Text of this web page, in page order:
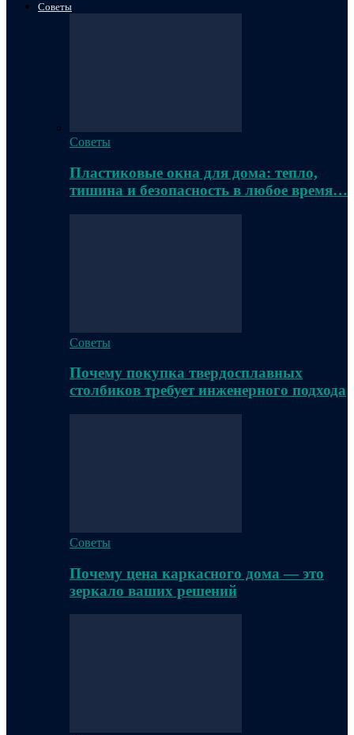
Советы
Советы
Пластиковые окна для дома: тепло,
тишина и безопасность в любое время…
Советы
Почему покупка твердосплавных
столбиков требует инженерного подхода
Советы
Почему цена каркасного дома — это
зеркало ваших решений